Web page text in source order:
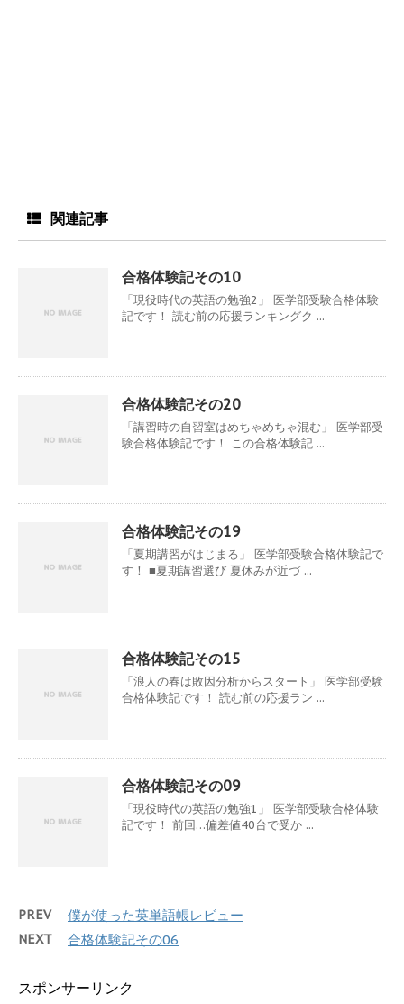
関連記事
合格体験記その10
「現役時代の英語の勉強2」 医学部受験合格体験
記です！ 読む前の応援ランキングク ...
合格体験記その20
「講習時の自習室はめちゃめちゃ混む」 医学部受
験合格体験記です！ この合格体験記 ...
合格体験記その19
「夏期講習がはじまる」 医学部受験合格体験記で
す！ ■夏期講習選び 夏休みが近づ ...
合格体験記その15
「浪人の春は敗因分析からスタート」 医学部受験
合格体験記です！ 読む前の応援ラン ...
合格体験記その09
「現役時代の英語の勉強1」 医学部受験合格体験
記です！ 前回…偏差値40台で受か ...
PREV 僕が使った英単語帳レビュー
NEXT 合格体験記その06
スポンサーリンク